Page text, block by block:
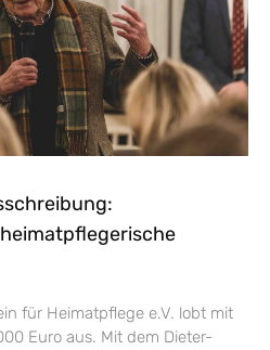
für Heimatpflege e.V. lobt mit
Euro aus. Mit dem Dieter-